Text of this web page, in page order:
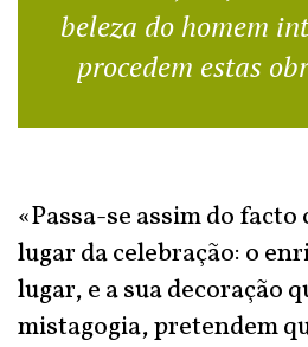
beleza do homem
procedem estas
«Passa-se assim do
lugar da celebração: o
lugar, e a sua decoração
mistagogia, pretendem